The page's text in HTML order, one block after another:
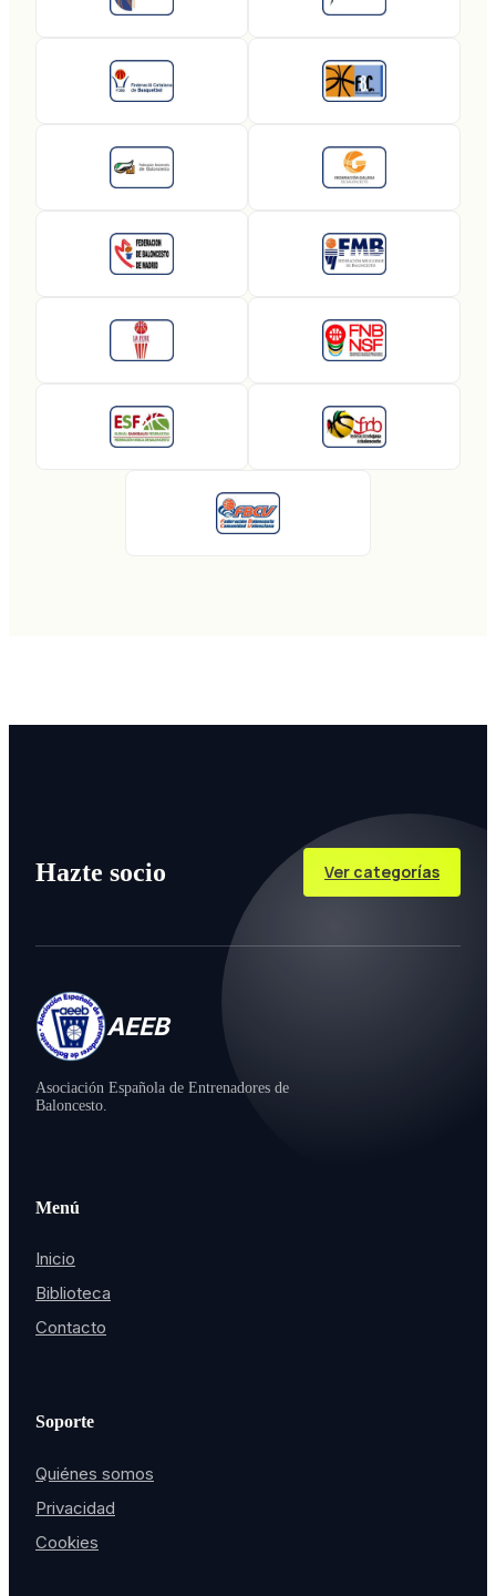
Hazte socio Ver categorías
AEEB
Asociación Española de Entrenadores de
Baloncesto.
Menú
Inicio
Biblioteca
Contacto
Soporte
Quiénes somos
Privacidad
Cookies